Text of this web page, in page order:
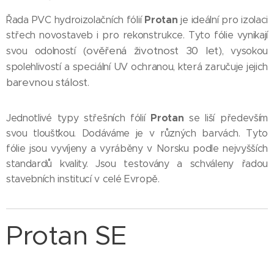
Řada PVC hydroizolačních fólií Protan je ideální pro izolaci
střech novostaveb i pro rekonstrukce. Tyto fólie vynikají
svou odolností (ověřená životnost 30 let), vysokou
spolehlivostí a speciální UV ochranou, která zaručuje jejich
barevnou stálost.
Jednotlivé typy střešních fólií Protan se liší především
svou tloušťkou. Dodáváme je v různých barvách. Tyto
fólie jsou vyvíjeny a vyráběny v Norsku podle nejvyšších
standardů kvality. Jsou testovány a schváleny řadou
stavebních institucí v celé Evropě.
Protan SE